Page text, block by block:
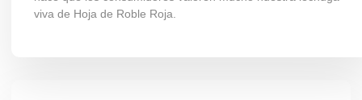
viva de Hoja de Roble Roja.